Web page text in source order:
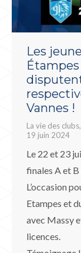
Les
Vannes !
La vie des clubs,
19 juin 2024
Le 22 et 23
finales A et B
L’occasion
Etampes et
avec Massy
licences.